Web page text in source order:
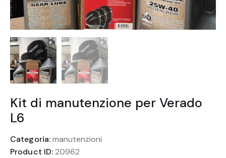
Kit di manutenzione per Verado
L6
Categoria:manutenzioni
Product ID:20962